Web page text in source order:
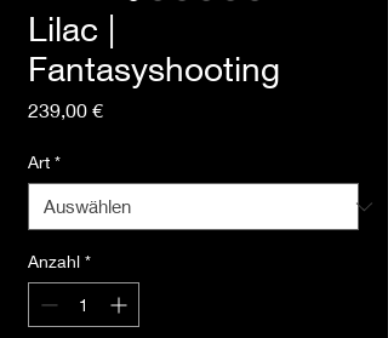
Lilac |
Fantasyshooting
239,00 €Preis
Art *
Anzahl *